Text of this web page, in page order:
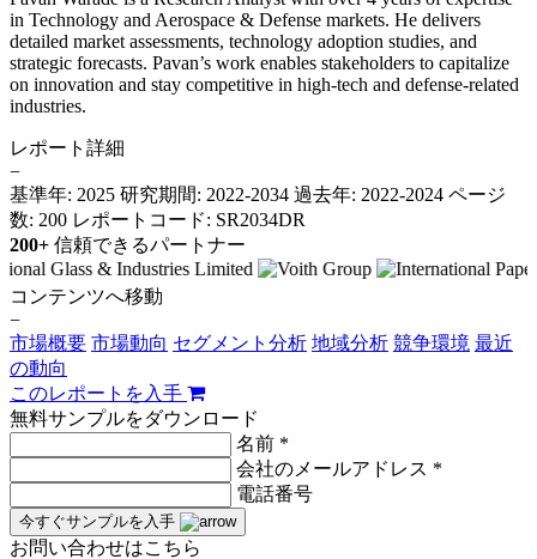
in Technology and Aerospace & Defense markets. He delivers
detailed market assessments, technology adoption studies, and
strategic forecasts. Pavan’s work enables stakeholders to capitalize
on innovation and stay competitive in high-tech and defense-related
industries.
レポート詳細
−
基準年: 2025 研究期間: 2022-2034 過去年: 2022-2024 ページ
数: 200 レポートコード: SR2034DR
200+ 信頼できるパートナー
コンテンツへ移動
−
市場概要 市場動向 セグメント分析 地域分析 競争環境 最近
の動向
このレポートを入手
無料サンプルをダウンロード
名前 *
会社のメールアドレス *
電話番号
今すぐサンプルを入手
お問い合わせはこちら